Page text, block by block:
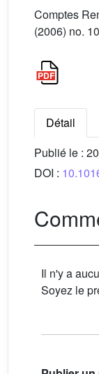
Comptes
(2006) no.
Détail
Publié le :
DOI :
Il n'y a
Soyez le